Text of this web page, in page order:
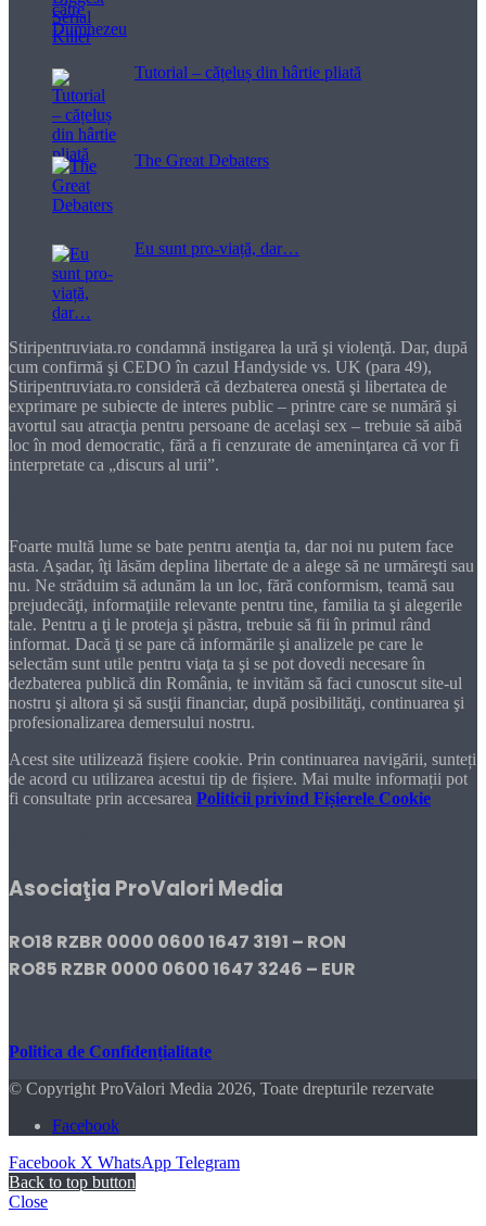
Tutorial – cățeluș din hârtie pliată
The Great Debaters
Eu sunt pro-viață, dar…
Stiripentruviata.ro condamnă instigarea la ură şi violenţă. Dar, după
cum confirmă şi CEDO în cazul Handyside vs. UK (para 49),
Stiripentruviata.ro consideră că dezbaterea onestă şi libertatea de
exprimare pe subiecte de interes public – printre care se numără şi
avortul sau atracţia pentru persoane de acelaşi sex – trebuie să aibă
loc în mod democratic, fără a fi cenzurate de ameninţarea că vor fi
interpretate ca „discurs al urii”.
Foarte multă lume se bate pentru atenţia ta, dar noi nu putem face
asta. Aşadar, îţi lăsăm deplina libertate de a alege să ne urmăreşti sau
nu. Ne străduim să adunăm la un loc, fără conformism, teamă sau
prejudecăţi, informaţiile relevante pentru tine, familia ta şi alegerile
tale. Pentru a ţi le proteja şi păstra, trebuie să fii în primul rând
informat. Dacă ţi se pare că informările şi analizele pe care le
selectăm sunt utile pentru viaţa ta şi se pot dovedi necesare în
dezbaterea publică din România, te invităm să faci cunoscut site-ul
nostru şi altora şi să susţii financiar, după posibilităţi, continuarea şi
profesionalizarea demersului nostru.
Acest site utilizează fișiere cookie. Prin continuarea navigării, sunteți
de acord cu utilizarea acestui tip de fișiere. Mai multe informații pot
fi consultate prin accesarea Politicii privind Fișierele Cookie
Asociaţia ProValori Media
RO18 RZBR 0000 0600 1647 3191 – RON
RO85 RZBR 0000 0600 1647 3246 – EUR
Politica de Confidențialitate
© Copyright ProValori Media 2026, Toate drepturile rezervate
Facebook
Facebook X WhatsApp Telegram
Back to top button
Close